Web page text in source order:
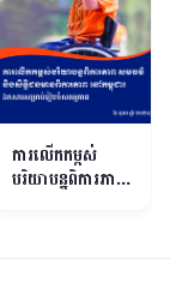
ការលើកកម្ពស់
បរិយាបន្នពិការភាព